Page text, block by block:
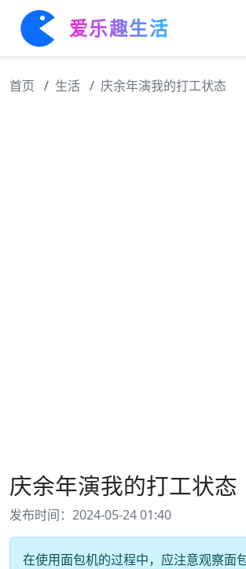
爱乐趣生活
首页 生活 庆余年演我的打工状态
庆余年演我的打工状态
发布时间：2024-05-24 01:40
在使用面包机的过程中，应注意观察面